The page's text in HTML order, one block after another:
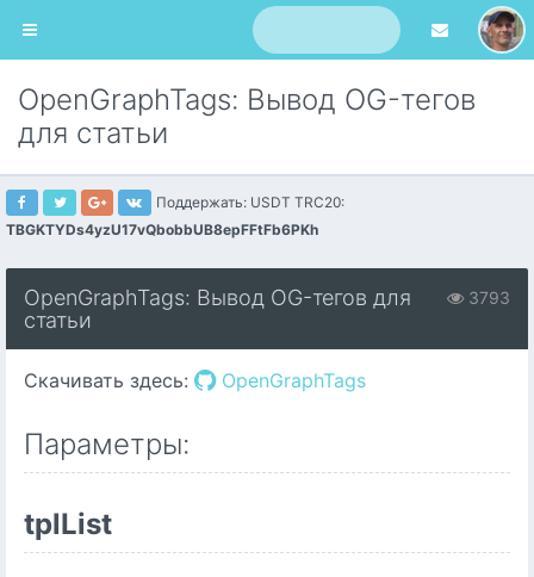
OpenGraphTags: Вывод OG-тегов
для статьи
Поддержать: USDT TRC20:
TBGKTYDs4yzU17vQbobbUB8epFFtFb6PKh
3793
OpenGraphTags: Вывод OG-тегов для
статьи
Скачивать здесь: OpenGraphTags
Параметры:
tplList